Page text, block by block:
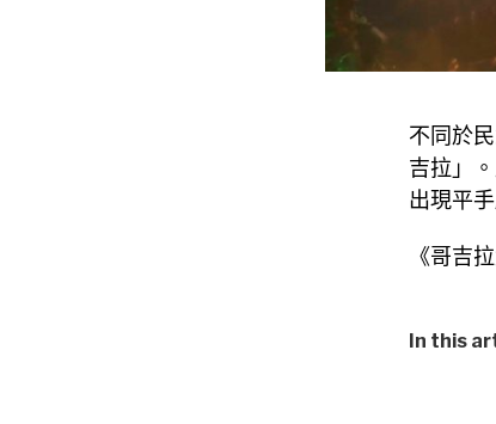
不同於
吉拉」
出現平
《哥吉
In this